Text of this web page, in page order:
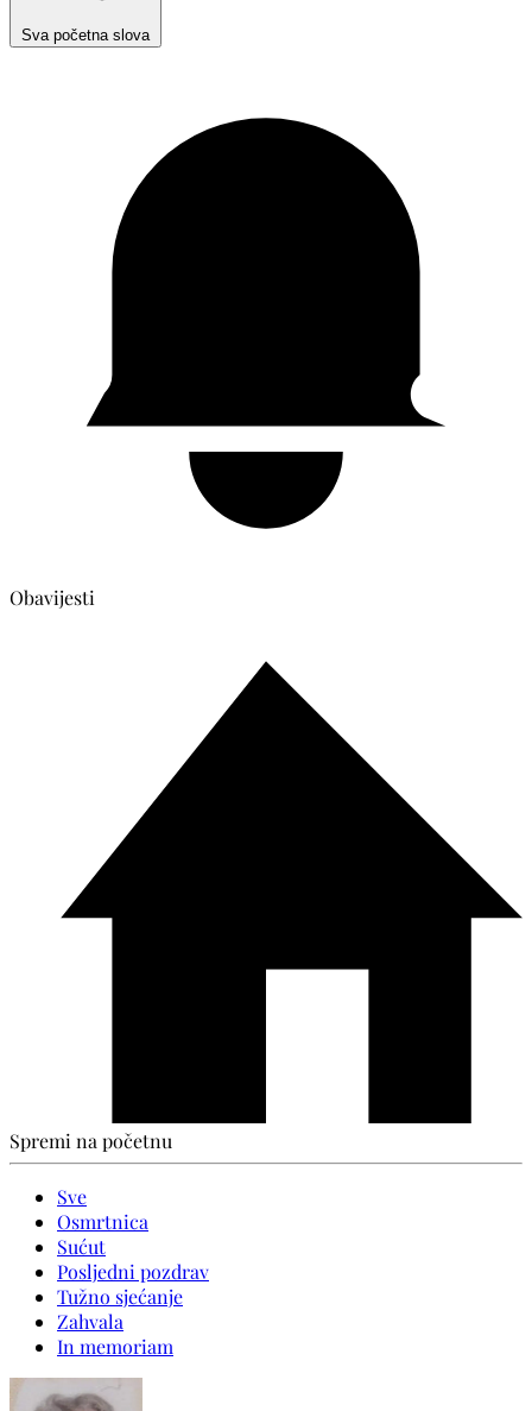
Sva početna slova
Obavijesti
Spremi na početnu
Sve
Osmrtnica
Sućut
Posljedni pozdrav
Tužno sjećanje
Zahvala
In memoriam